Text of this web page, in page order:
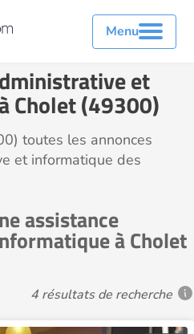
Menu
et
Cholet (49300)
toutes les annonces
et informatique des
assistance
à Cholet
4 résultats de recherche